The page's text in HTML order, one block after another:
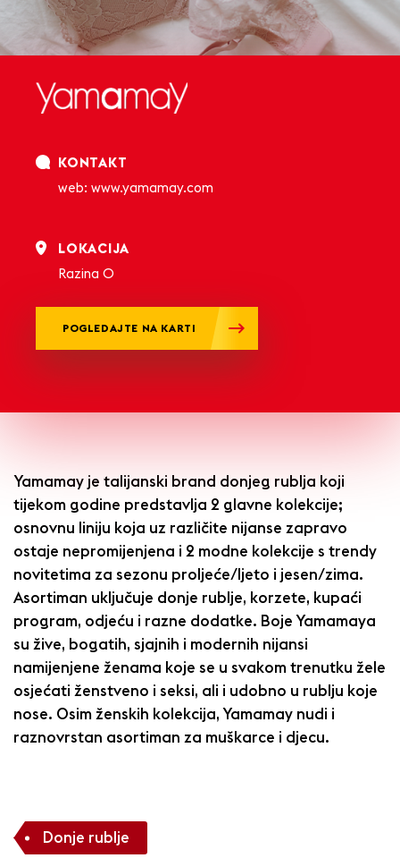
KONTAKT
web: www.yamamay.com
LOKACIJA
Razina 0
POGLEDAJTE NA KARTI
Yamamay je talijanski brand donjeg rublja koji
tijekom godine predstavlja 2 glavne kolekcije;
osnovnu liniju koja uz različite nijanse zapravo
ostaje nepromijenjena i 2 modne kolekcije s trendy
novitetima za sezonu proljeće/ljeto i jesen/zima.
Asortiman uključuje donje rublje, korzete, kupaći
program, odjeću i razne dodatke. Boje Yamamaya
su žive, bogatih, sjajnih i modernih nijansi
namijenjene ženama koje se u svakom trenutku žele
osjećati ženstveno i seksi, ali i udobno u rublju koje
nose. Osim ženskih kolekcija, Yamamay nudi i
raznovrstan asortiman za muškarce i djecu.
Donje rublje